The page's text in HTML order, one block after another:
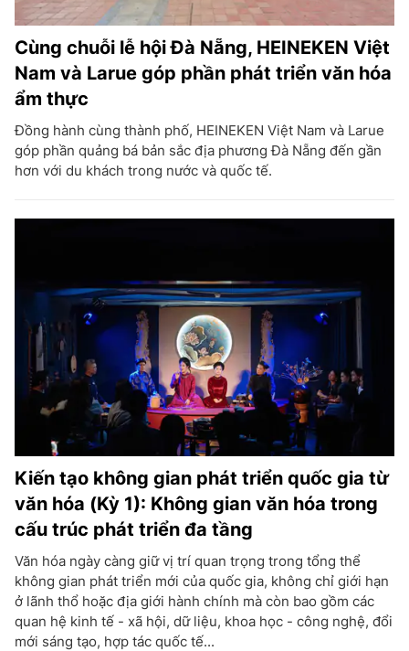
Cùng chuỗi lễ hội Đà Nẵng, HEINEKEN Việt
Nam và Larue góp phần phát triển văn hóa
ẩm thực
Đồng hành cùng thành phố, HEINEKEN Việt Nam và Larue
góp phần quảng bá bản sắc địa phương Đà Nẵng đến gần
hơn với du khách trong nước và quốc tế.
Kiến tạo không gian phát triển quốc gia từ
văn hóa (Kỳ 1): Không gian văn hóa trong
cấu trúc phát triển đa tầng
Văn hóa ngày càng giữ vị trí quan trọng trong tổng thể
không gian phát triển mới của quốc gia, không chỉ giới hạn
ở lãnh thổ hoặc địa giới hành chính mà còn bao gồm các
quan hệ kinh tế - xã hội, dữ liệu, khoa học - công nghệ, đổi
mới sáng tạo, hợp tác quốc tế...